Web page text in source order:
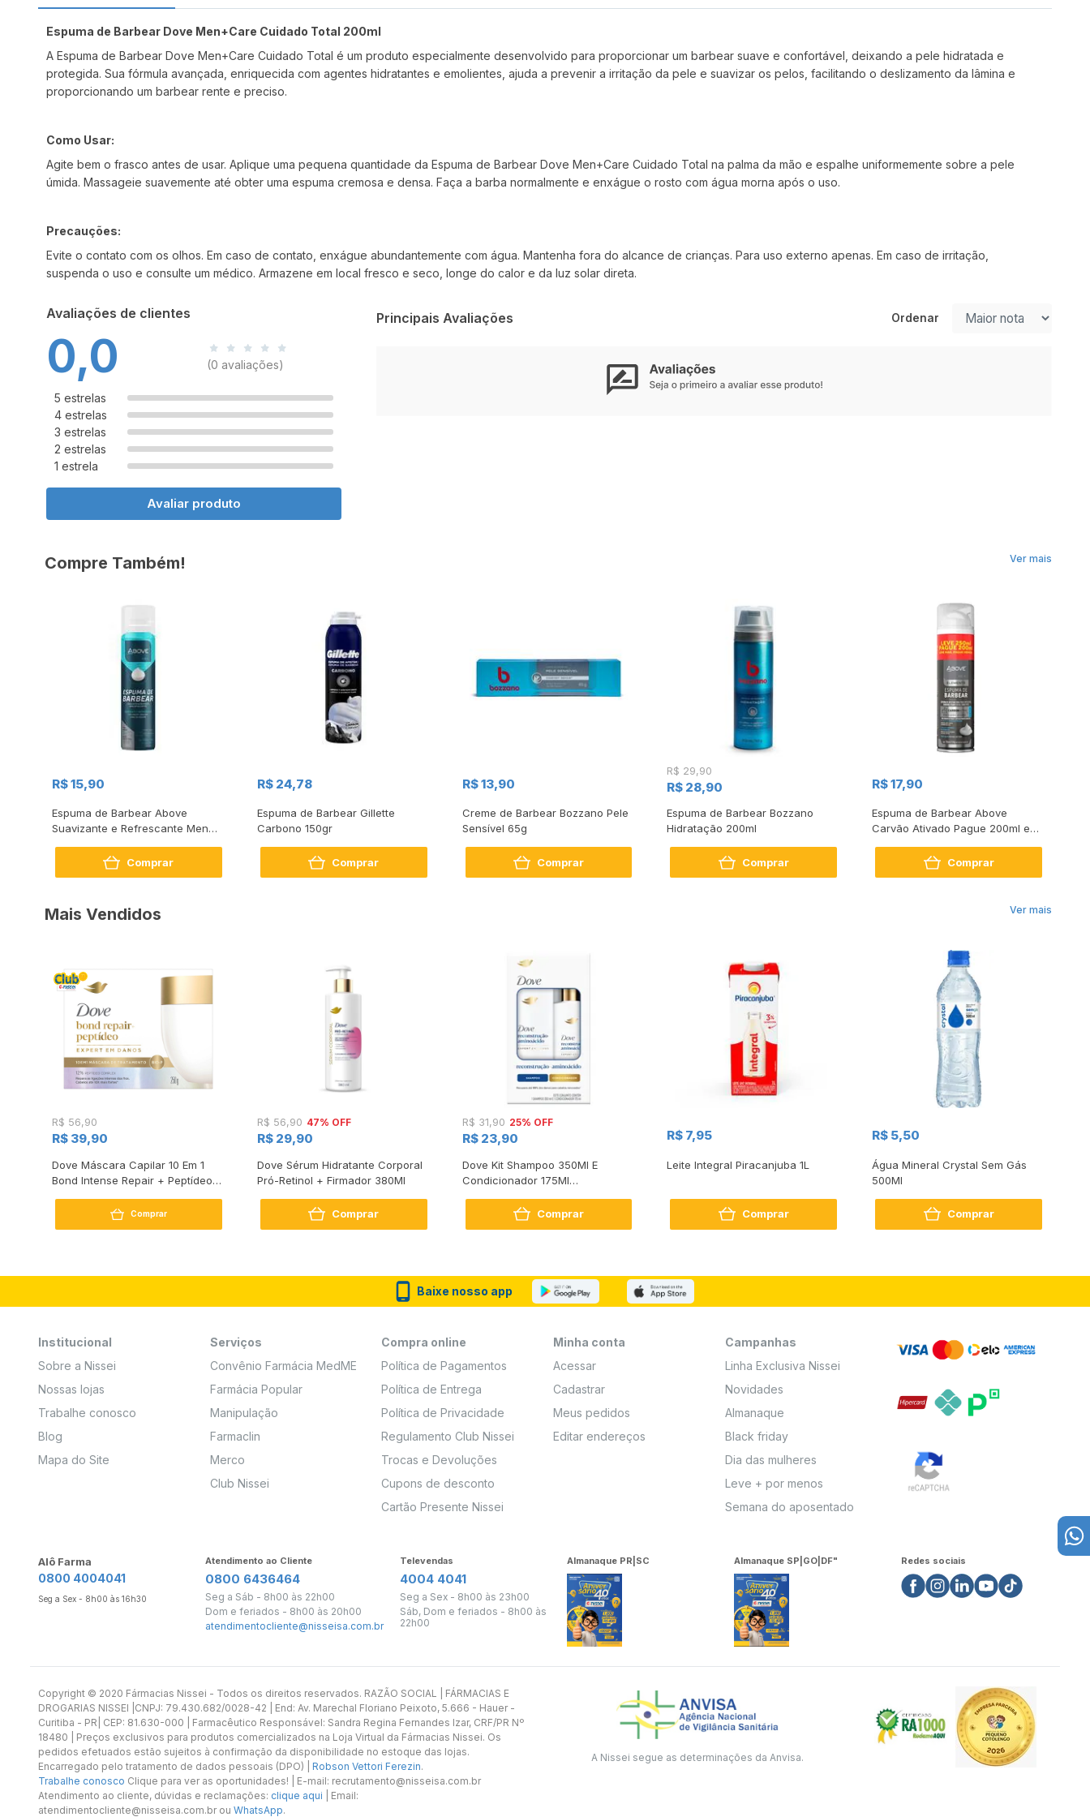
Espuma de Barbear Dove Men+Care Cuidado Total 200ml
A Espuma de Barbear Dove Men+Care Cuidado Total é um produto especialmente desenvolvido para proporcionar um barbear suave e confortável, deixando a pele hidratada e
protegida. Sua fórmula avançada, enriquecida com agentes hidratantes e emolientes, ajuda a prevenir a irritação da pele e suavizar os pelos, facilitando o deslizamento da lâmina e
proporcionando um barbear rente e preciso.
Como Usar:
Agite bem o frasco antes de usar. Aplique uma pequena quantidade da Espuma de Barbear Dove Men+Care Cuidado Total na palma da mão e espalhe uniformemente sobre a pele
úmida. Massageie suavemente até obter uma espuma cremosa e densa. Faça a barba normalmente e enxágue o rosto com água morna após o uso.
Precauções:
Evite o contato com os olhos. Em caso de contato, enxágue abundantemente com água. Mantenha fora do alcance de crianças. Para uso externo apenas. Em caso de irritação,
suspenda o uso e consulte um médico. Armazene em local fresco e seco, longe do calor e da luz solar direta.
Avaliações de clientes
0,0 (0 avaliações)
5 estrelas
4 estrelas
3 estrelas
2 estrelas
1 estrela
Avaliar produto
Principais Avaliações Ordenar
Ver mais
Compre Também!
R$ 15,90
Espuma de Barbear Above
Suavizante e Refrescante Men
150ml
Comprar
R$ 24,78
Espuma de Barbear Gillette
Carbono 150gr
Comprar
R$ 13,90
Creme de Barbear Bozzano Pele
Sensível 65g
Comprar
R$ 29,90
R$ 28,90
Espuma de Barbear Bozzano
Hidratação 200ml
Comprar
R$ 17,90
Espuma de Barbear Above
Carvão Ativado Pague 200ml e
Leve 250ml
Comprar
Ver mais
Mais Vendidos
R$ 56,90
R$ 39,90
Dove Máscara Capilar 10 Em 1
Bond Intense Repair + Peptídeo
Comprar
R$ 56,90 47% OFF
R$ 29,90
Dove Sérum Hidratante Corporal
Pró-Retinol + Firmador 380Ml
Comprar
R$ 31,90 25% OFF
R$ 23,90
Dove Kit Shampoo 350Ml E
Condicionador 175Ml
Comprar
R$ 7,95
Leite Integral Piracanjuba 1L
Comprar
R$ 5,50
Água Mineral Crystal Sem Gás
500Ml
Comprar
Baixe nosso app
Institucional
Sobre a Nissei
Nossas lojas
Trabalhe conosco
Blog
Mapa do Site
Serviços
Convênio Farmácia MedME
Farmácia Popular
Manipulação
Farmaclin
Merco
Club Nissei
Compra online
Política de Pagamentos
Política de Entrega
Política de Privacidade
Regulamento Club Nissei
Trocas e Devoluções
Cupons de desconto
Cartão Presente Nissei
Minha conta
Acessar
Cadastrar
Meus pedidos
Editar endereços
Campanhas
Linha Exclusiva Nissei
Novidades
Almanaque
Black friday
Dia das mulheres
Leve + por menos
Semana do aposentado
Alô Farma
0800 4004041
Seg a Sex - 8h00 às 16h30
Atendimento ao Cliente
0800 6436464
Seg a Sáb - 8h00 às 22h00
Dom e feriados - 8h00 às 20h00
atendimentocliente@nisseisa.com.br
Televendas
4004 4041
Seg a Sex - 8h00 às 23h00
Sáb, Dom e feriados - 8h00 às
22h00
Almanaque PR|SC Almanaque SP|GO|DF" Redes sociais
Copyright ©️ 2020 Fármacias Nissei - Todos os direitos reservados. RAZÃO SOCIAL | FÁRMACIAS E
DROGARIAS NISSEI |CNPJ: 79.430.682/0028-42 | End: Av. Marechal Floriano Peixoto, 5.666 - Hauer -
Curitiba - PR| CEP: 81.630-000 | Farmacêutico Responsável: Sandra Regina Fernandes Izar, CRF/PR Nº
18480 | Preços exclusivos para produtos comercializados na Loja Virtual da Fármacias Nissei. Os
pedidos efetuados estão sujeitos à confirmação da disponibilidade no estoque das lojas.
Encarregado pelo tratamento de dados pessoais (DPO) | Robson Vettori Ferezin.
Trabalhe conosco Clique para ver as oportunidades! | E-mail: recrutamento@nisseisa.com.br
Atendimento ao cliente, dúvidas e reclamações: clique aqui | Email:
atendimentocliente@nisseisa.com.br ou WhatsApp.
A Nissei segue as determinações da Anvisa.